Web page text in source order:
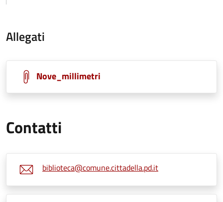
Allegati
Nove_millimetri
Contatti
biblioteca@comune.cittadella.pd.it